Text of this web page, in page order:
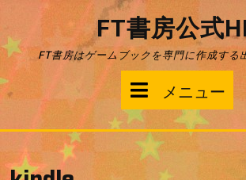
テ
ン
ツ
へ
FT書房公式
FT書房はゲームブックを専門に作成する
メニュー